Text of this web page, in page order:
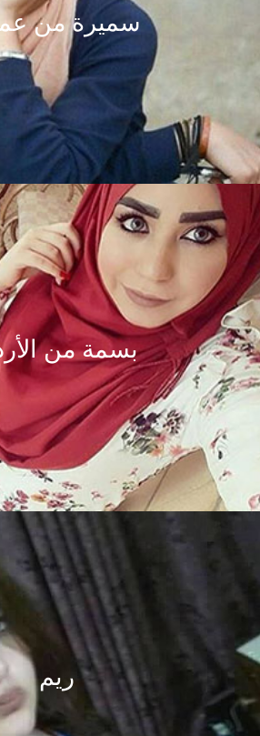
سميرة من
بسمة من
ريم